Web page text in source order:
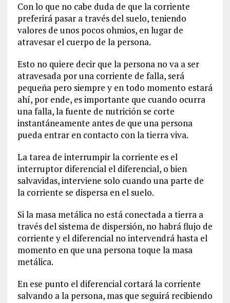
Con lo que no cabe duda de que la corriente
preferirá pasar a través del suelo, teniendo
valores de unos pocos ohmios, en lugar de
atravesar el cuerpo de la persona.
Esto no quiere decir que la persona no va a ser
atravesada por una corriente de falla, será
pequeña pero siempre y en todo momento estará
ahí, por ende, es importante que cuando ocurra
una falla, la fuente de nutrición se corte
instantáneamente antes de que una persona
pueda entrar en contacto con la tierra viva.
La tarea de interrumpir la corriente es el
interruptor diferencial el diferencial, o bien
salvavidas, interviene solo cuando una parte de
la corriente se dispersa en el suelo.
Si la masa metálica no está conectada a tierra a
través del sistema de dispersión, no habrá flujo de
corriente y el diferencial no intervendrá hasta el
momento en que una persona toque la masa
metálica.
En ese punto el diferencial cortará la corriente
salvando a la persona, mas que seguirá recibiendo